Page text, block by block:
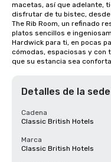
macetas, así que adelante,
disfrutar de tu bistec,
The Rib Room, un refinado
platos sencillos e
Hardwick para ti, en pocas
cómodas, espaciosas y con
que su estancia sea
Detalles de la sede
Cadena
Classic British Hotels
Marca
Classic British Hotels